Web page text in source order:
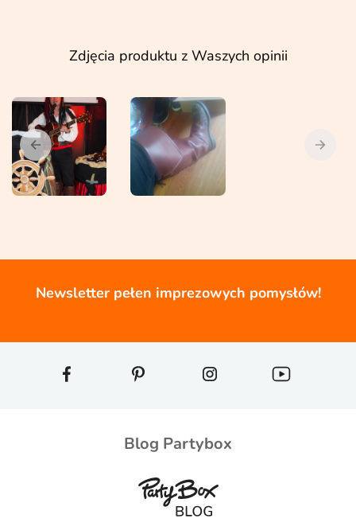
Zdjęcia produktu z Waszych opinii
Newsletter pełen imprezowych pomysłów!
Blog Partybox